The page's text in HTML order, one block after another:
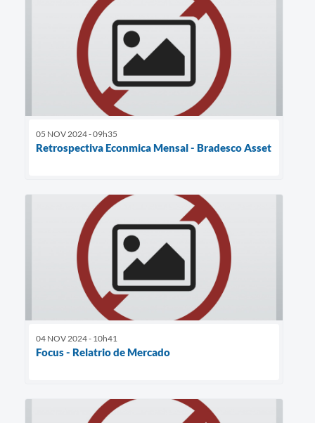
05 NOV 2024 - 09h35
Retrospectiva Econmica Mensal - Bradesco Asset
04 NOV 2024 - 10h41
Focus - Relatrio de Mercado